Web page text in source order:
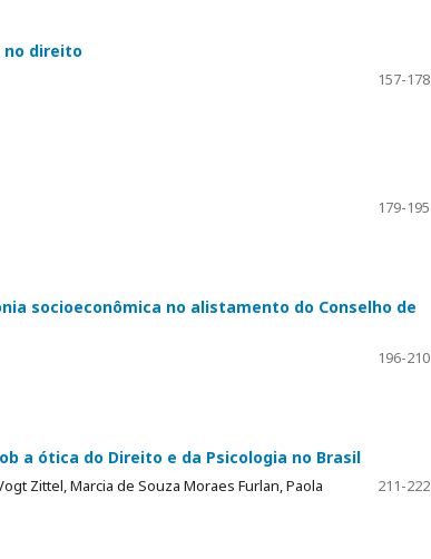
no direito
157-178
179-195
socioeconômica no alistamento do Conselho de
196-210
a ótica do Direito e da Psicologia no Brasil
Zittel, Marcia de Souza Moraes Furlan, Paola
211-222